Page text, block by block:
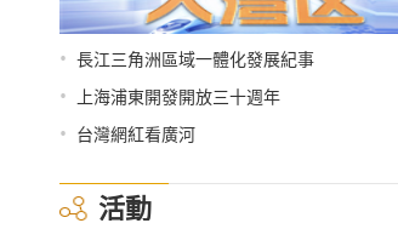
• 長江三角洲區域一體化發展紀事
• 上海浦東開發開放三十週年
• 台灣網紅看廣河
活動